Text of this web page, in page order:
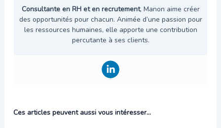
Consultante en RH et en recrutement, Manon aime créer
des opportunités pour chacun. Animée d’une passion pour
les ressources humaines, elle apporte une contribution
percutante à ses clients.
Ces articles peuvent aussi vous intéresser...